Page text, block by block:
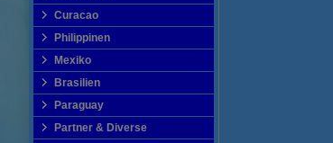
Curacao
Philippinen
Mexiko
Brasilien
Paraguay
Partner & Diverse